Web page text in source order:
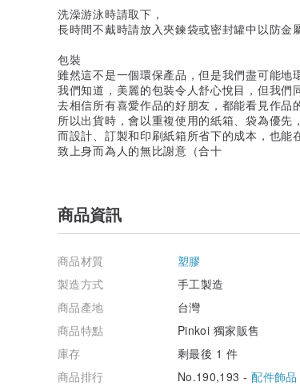
洗澡游泳時請取下，
長時間不戴時請放入夾鍊袋或密封罐中以防金
包裝
雖然這不是一個環保產品，但是我們盡可能地
我們知道，美麗的包裝令人舒心悅目，但我們
去相信所有喜愛作品的好朋友，都能看見作品
所以出貨時，會以重複使用的紙箱、袋為優先
而設計、訂製和印刷紙箱所省下的成本，也能
致上身而為人的無比謝意（合十
商品資訊
商品材質
塑膠
製造方式
手工製造
商品產地
台灣
商品特點
Pinkoi 獨家販售
庫存
剩最後 1 件
商品排行
No.190,193 -配件飾品